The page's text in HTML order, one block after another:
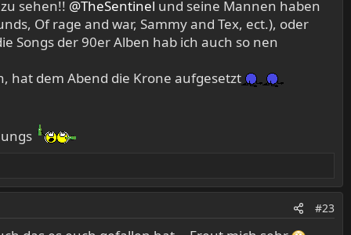
sehen!! @TheSentinel und seine Mannen haben
Of rage and war, Sammy and Tex, ect.), oder
Songs der 90er Alben hab ich auch so nen
hat dem Abend die Krone aufgesetzt
#23